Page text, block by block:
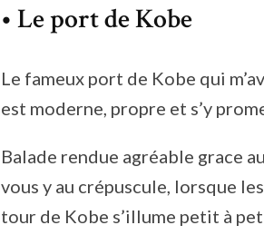
• Le port de Kobe
Le fameux port de Kobe qui
est moderne, propre et s’y
Balade rendue agréable grace
vous y au crépuscule, lorsque
tour de Kobe s’illume petit à